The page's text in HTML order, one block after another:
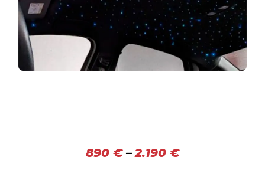
890 € – 2.190 €